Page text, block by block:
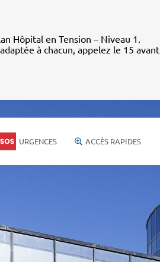
Hôpital en Tension – Niveau 1.
à chacun, appelez le 15 avant
URGENCES ACCÈS RAPIDES